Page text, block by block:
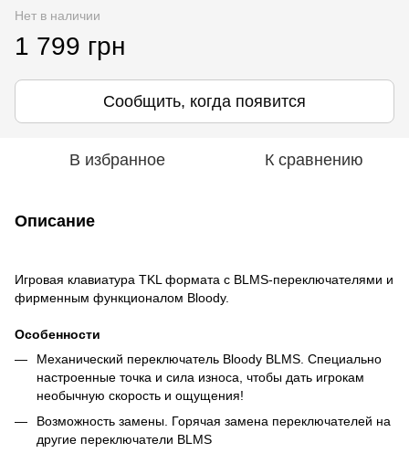
Нет в наличии
1 799 грн
Сообщить, когда появится
В избранное К сравнению
Описание
Игровая клавиатура TKL формата с BLMS-переключателями и
фирменным функционалом Bloody.
Особенности
Механический переключатель Bloody BLMS. Специально
настроенные точка и сила износа, чтобы дать игрокам
необычную скорость и ощущения!
Возможность замены. Горячая замена переключателей на
другие переключатели BLMS